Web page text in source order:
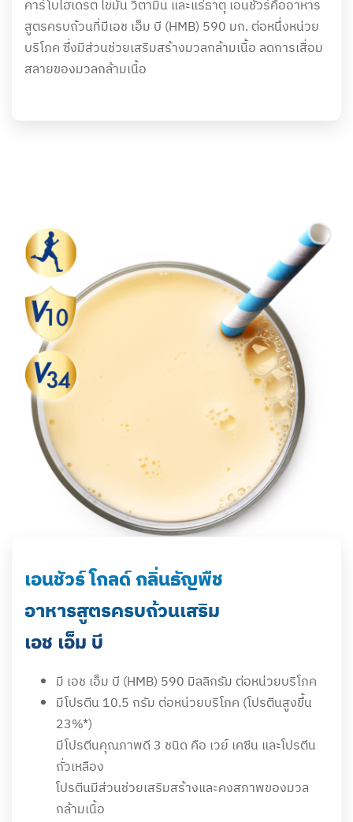
คาร์โบไฮเดรต ไขมัน วิตามิน และแร่ธาตุ เอนชัวร์คืออาหาร
สูตรครบถ้วนที่มีเอช เอ็ม บี (HMB) 590 มก. ต่อหนึ่งหน่วย
บริโภค ซึ่งมีส่วนช่วยเสริมสร้างมวลกล้ามเนื้อ ลดการเสื่อม
สลายของมวลกล้ามเนื้อ
เอนชัวร์ โกลด์ กลิ่นธัญพืช
อาหารสูตรครบถ้วนเสริม
เอช เอ็ม บี
มี เอช เอ็ม บี (HMB) 590 มิลลิกรัม ต่อหน่วยบริโภค
มีโปรตีน 10.5 กรัม ต่อหน่วยบริโภค (โปรตีนสูงขึ้น
23%*)
มีโปรตีนคุณภาพดี 3 ชนิด คือ เวย์ เคซีน และโปรตีน
ถั่วเหลือง
โปรตีนมีส่วนช่วยเสริมสร้างและคงสภาพของมวล
กล้ามเนื้อ